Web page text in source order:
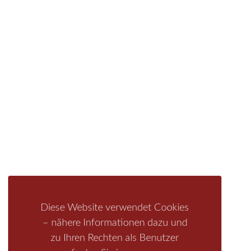
Diese Website verwendet Cookies
– nähere Informationen dazu und
zu Ihren Rechten als Benutzer
Boofen Mediathek